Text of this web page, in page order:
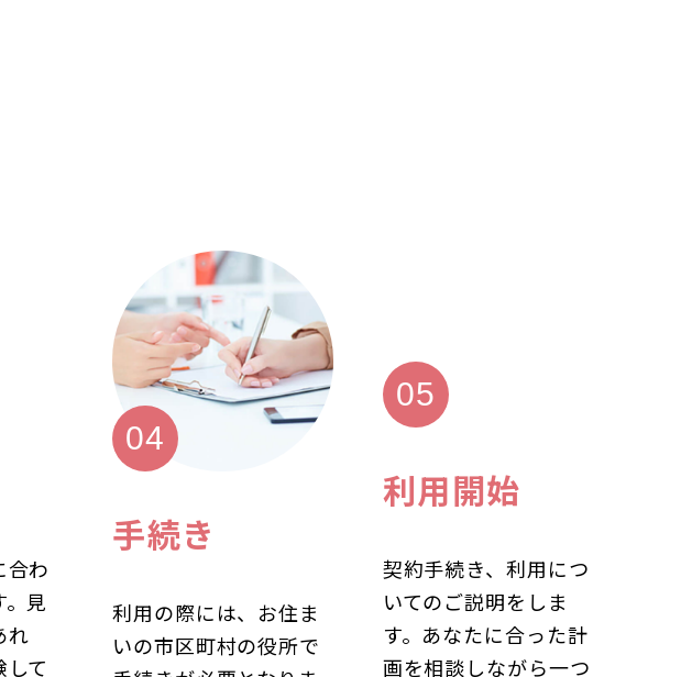
合わ
見
れ
て
手続き
利用の際には、お住ま
いの市区町村の役所で
利用開始
契約手続き、利用につ
いてのご説明をしま
す。あなたに合った計
画を相談しながら一つ